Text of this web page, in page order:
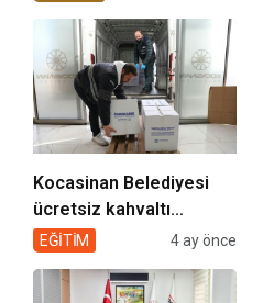
Kocasinan Belediyesi
ücretsiz kahvaltı
desteği projesi
EĞİTİM 4 ay önce